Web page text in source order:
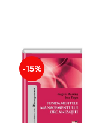
-15%